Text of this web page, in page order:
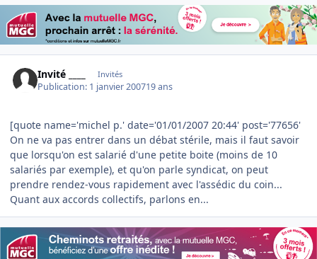
Invité ____ Invités
Publication: 1 janvier 200719 ans
[quote name='michel p.' date='01/01/2007 20:44' post='77656'
On ne va pas entrer dans un débat stérile, mais il faut savoir
que lorsqu'on est salarié d'une petite boite (moins de 10
salariés par exemple), et qu'on parle syndicat, on peut
prendre rendez-vous rapidement avec l'assédic du coin...
Quant aux accords collectifs, parlons en...